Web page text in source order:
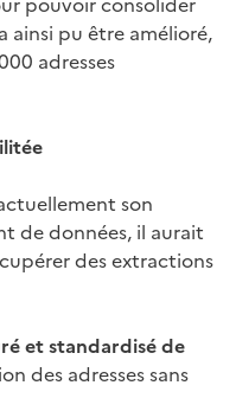
ainsi pu être amélioré,
adresses
son
de données, il aurait
des extractions
et standardisé de
des adresses sans